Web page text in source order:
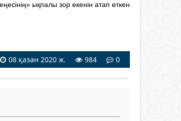
ықпалы зор екенін атап өткен
08 қазан 2020 ж. 984 0